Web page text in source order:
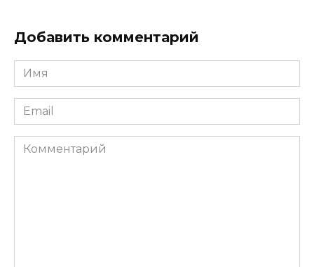
Добавить комментарий
Имя
Email
Комментарий